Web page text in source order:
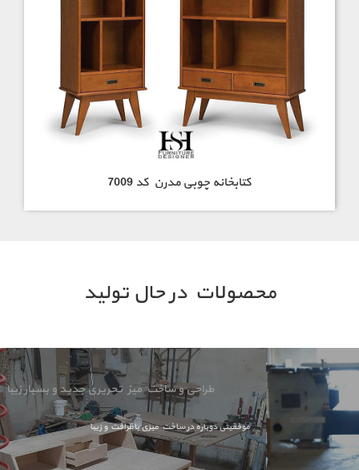
کتابخانه چوبی مدرن کد 7009
محصولات در حال تولید
طراحی و ساخت میز تحریری جدید و بسیار زیبا
موفقیتی دوباره در ساخت میزی باظرافت و زیبا